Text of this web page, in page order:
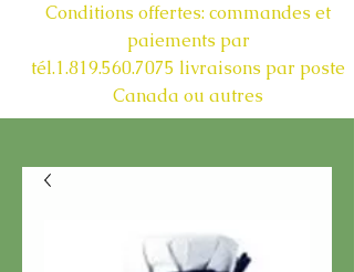
Conditions offertes: commandes et
paiements par
tél.1.819.560.7075 livraisons par poste
Canada ou autres